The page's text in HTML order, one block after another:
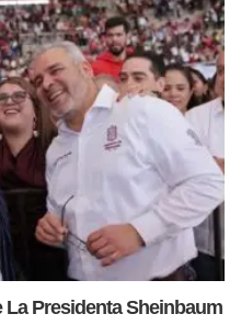
Presidenta Sheinbaum